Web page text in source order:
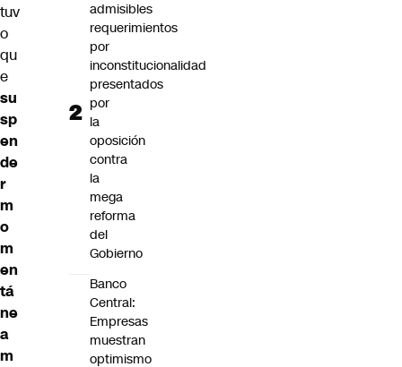
tuv
o
qu
e
su
sp
en
de
r
m
o
m
en
tá
ne
a
m
admisibles
requerimientos
por
inconstitucionalidad
presentados
por
la
oposición
contra
la
mega
reforma
del
Gobierno
Banco
Central:
Empresas
muestran
optimismo